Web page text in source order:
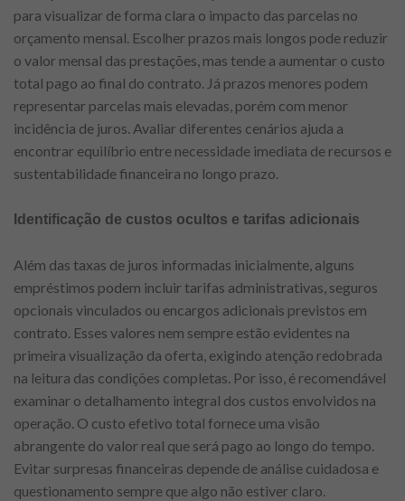
para visualizar de forma clara o impacto das parcelas no
orçamento mensal. Escolher prazos mais longos pode reduzir
o valor mensal das prestações, mas tende a aumentar o custo
total pago ao final do contrato. Já prazos menores podem
representar parcelas mais elevadas, porém com menor
incidência de juros. Avaliar diferentes cenários ajuda a
encontrar equilíbrio entre necessidade imediata de recursos e
sustentabilidade financeira no longo prazo.
Identificação de custos ocultos e tarifas adicionais
Além das taxas de juros informadas inicialmente, alguns
empréstimos podem incluir tarifas administrativas, seguros
opcionais vinculados ou encargos adicionais previstos em
contrato. Esses valores nem sempre estão evidentes na
primeira visualização da oferta, exigindo atenção redobrada
na leitura das condições completas. Por isso, é recomendável
examinar o detalhamento integral dos custos envolvidos na
operação. O custo efetivo total fornece uma visão
abrangente do valor real que será pago ao longo do tempo.
Evitar surpresas financeiras depende de análise cuidadosa e
questionamento sempre que algo não estiver claro.